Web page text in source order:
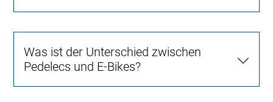
Was ist der Unterschied zwischen
Pedelecs und E-Bikes?